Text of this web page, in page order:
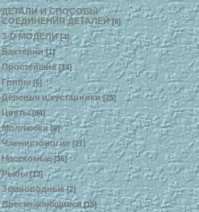
ДЕТАЛИ И СПОСОБЫ
СОЕДИНЕНИЯ ДЕТАЛЕЙ [8]
3-D МОДЕЛИ [4]
Бактерии [1]
Простейшие [14]
Грибы [6]
Деревья и кустарники [25]
Цветы [84]
Моллюски [6]
Членистоногие [21]
Насекомые [36]
Рыбы [13]
Земноводные [2]
Пресмыкающиеся [15]